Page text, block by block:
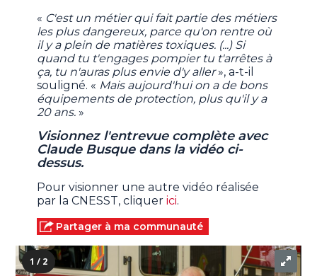
« C'est un métier qui fait partie des métiers
les plus dangereux, parce qu'on rentre où
il y a plein de matières toxiques. (...) Si
quand tu t'engages pompier tu t'arrêtes à
ça, tu n'auras plus envie d'y aller», a-t-il
souligné. « Mais aujourd'hui on a de bons
équipements de protection, plus qu'il y a
20 ans.»
Visionnez l'entrevue complète avec
Claude Busque dans la vidéo ci-
dessus.
Pour visionner une autre vidéo réalisée
par la CNESST, cliquerici.
Partager à ma communauté
1 / 2